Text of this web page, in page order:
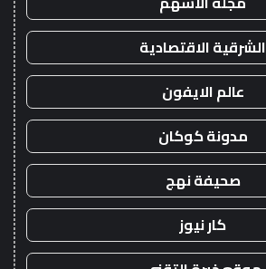
الشرقية الاقتصادية
عالم الايفون
مدونة كوكان
صحيفة نهج
كار نيوز